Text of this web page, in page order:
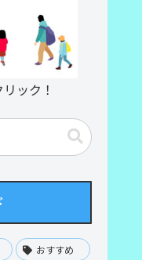
ック！
おすすめ